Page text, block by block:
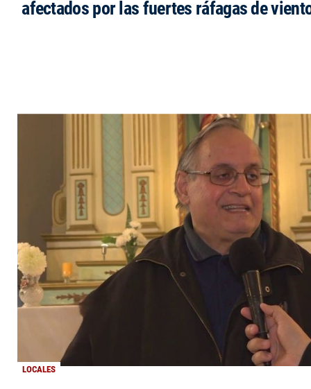
afectados por las fuertes ráfagas de
LOCALES